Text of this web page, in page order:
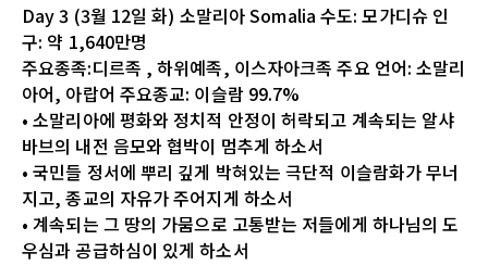
Day 3 (3월 12일 화) 소말리아 Somalia 수도: 모가디슈 인
구: 약 1,640만명
주요종족:디르족 , 하위예족, 이스자아크족 주요 언어: 소말리
아어, 아랍어 주요종교: 이슬람 99.7%
• 소말리아에 평화와 정치적 안정이 허락되고 계속되는 알샤
바브의 내전 음모와 협박이 멈추게 하소서
• 국민들 정서에 뿌리 깊게 박혀있는 극단적 이슬람화가 무너
지고, 종교의 자유가 주어지게 하소서
• 계속되는 그 땅의 가뭄으로 고통받는 저들에게 하나님의 도
우심과 공급하심이 있게 하소서